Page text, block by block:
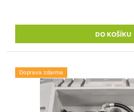
Doprava zdarma